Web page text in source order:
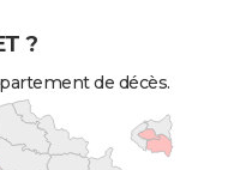
?
de décès.